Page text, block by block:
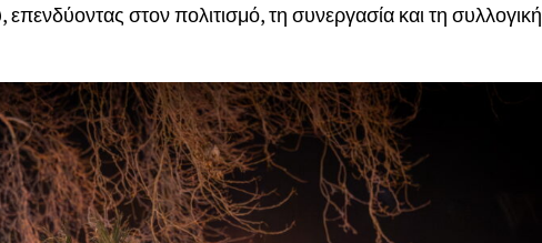
επενδύοντας στον πολιτισμό, τη συνεργασία και τη συλλογική